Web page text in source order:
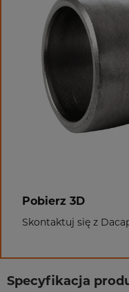
Pobierz 3D
Skontaktuj się z
Specyfikacja